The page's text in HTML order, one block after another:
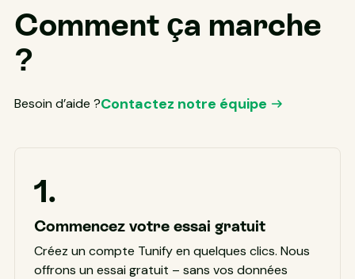
Comment ça marche
?
Besoin d’aide ?Contactez notre équipe
1.
Commencez votre essai gratuit
Créez un compte Tunify en quelques clics. Nous
offrons un essai gratuit – sans vos données